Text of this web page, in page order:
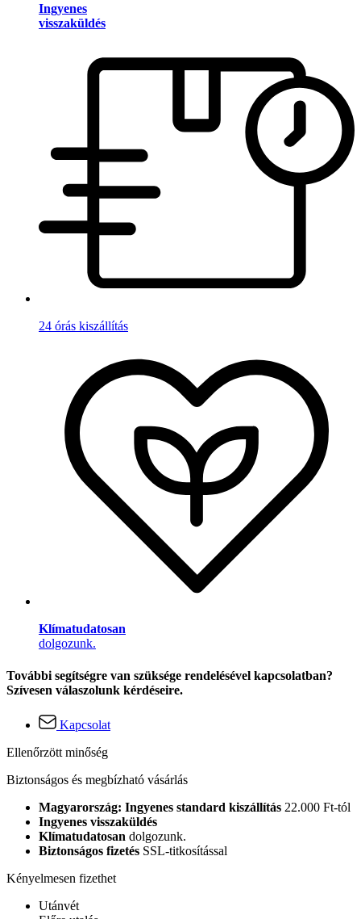
Ingyenes
visszaküldés
24 órás kiszállítás
Klímatudatosan
dolgozunk.
További segítségre van szüksége rendelésével kapcsolatban?
Szívesen válaszolunk kérdéseire.
Kapcsolat
Ellenőrzött minőség
Biztonságos és megbízható vásárlás
Magyarország: Ingyenes standard kiszállítás 22.000 Ft-tól
Ingyenes visszaküldés
Klímatudatosan dolgozunk.
Biztonságos fizetés SSL-titkosítással
Kényelmesen fizethet
Utánvét